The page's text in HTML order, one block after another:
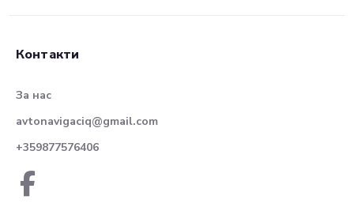
Контакти
За нас
avtonavigaciq@gmail.com
+359877576406